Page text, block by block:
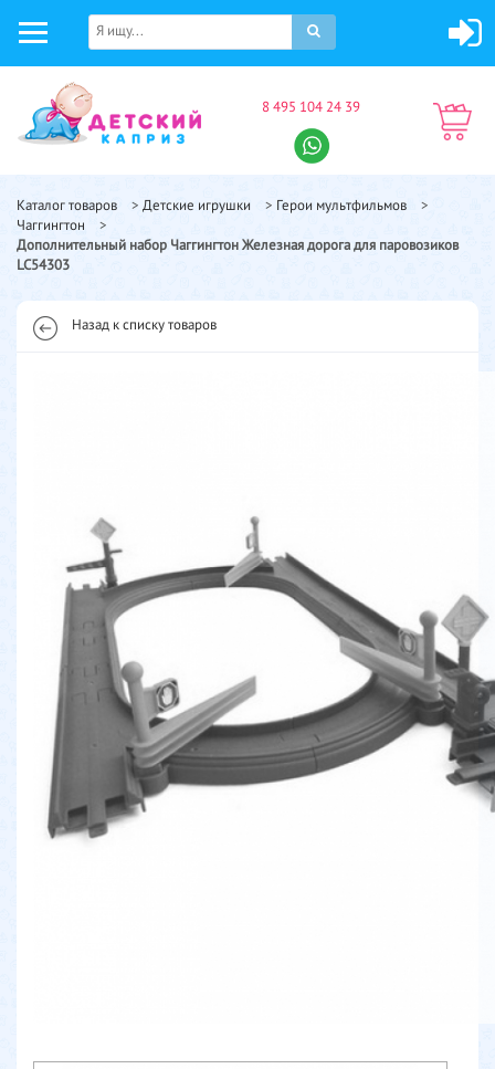
8 495 104 24 39
Каталог товаров > Детские игрушки > Герои мультфильмов
>
Чаггингтон
>
Дополнительный набор Чаггингтон Железная дорога для паровозиков
LC54303
Назад к списку товаров